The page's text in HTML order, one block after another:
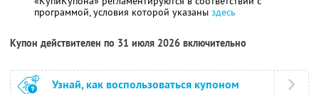
программой, условия которой указаны здесь
Купон действителен по 31 июля 2026 включительно
Узнай, как воспользоваться купоном